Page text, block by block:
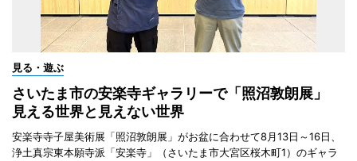
見る・遊ぶ
さいたま市の安楽寺ギャラリーで「照沼敦朗展」
見える世界と見えない世界
安楽寺寺子屋美術展「照沼敦朗展」がお盆に合わせて8月13日～16日、
浄土真宗東本願寺派「安楽寺」（さいたま市大宮区桜木町1）のギャラ